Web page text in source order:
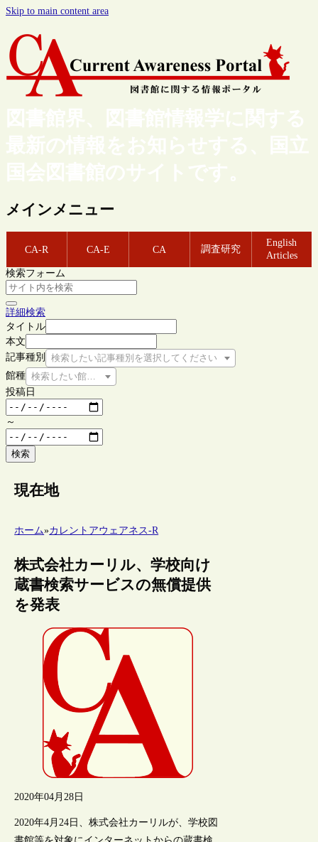
Skip to main content area
図書館界、図書館情報学に関する
最新の情報をお知らせする、国立
国会図書館のサイトです。
メインメニュー
CA-R CA-E CA 調査研究
English
Articles
検索フォーム
詳細検索
タイトル
本文
記事種別
検索したい記事種別を選択してください
館種 検索したい館種を選択してください
投稿日
～
検索
現在地
ホーム»カレントアウェアネス-R
株式会社カーリル、学校向け
蔵書検索サービスの無償提供
を発表
2020年04月28日
2020年4月24日、株式会社カーリルが、学校図